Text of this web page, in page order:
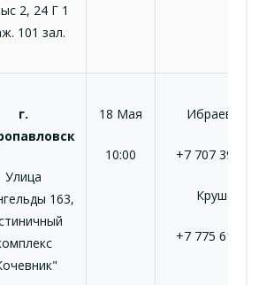
2, 24 Г 1
101 зал.
г.
Улица
163,
18 Мая
10:00
Ибраева Р.Т.
+7 707 395 08
Крушев А.
+7 775 613 84